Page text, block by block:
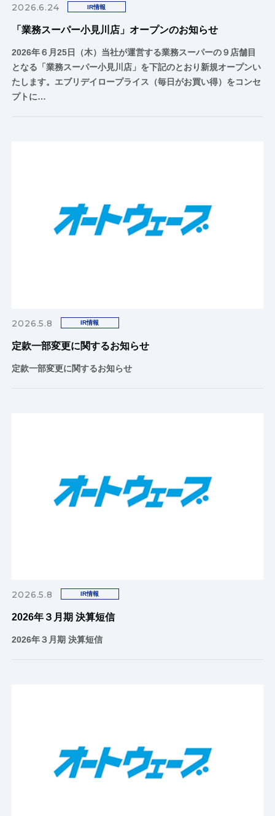
2026.6.24 IR情報
「業務スーパー小見川店」オープンのお知らせ
2026年６月25日（木）当社が運営する業務スーパーの９店舗目
となる「業務スーパー小見川店」を下記のとおり新規オープンい
たします。エブリデイロープライス（毎日がお買い得）をコンセ
プトに…
2026.5.8 IR情報
定款一部変更に関するお知らせ
定款一部変更に関するお知らせ
2026.5.8 IR情報
2026年３月期 決算短信
2026年３月期 決算短信